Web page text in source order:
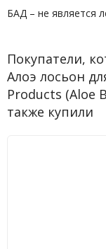
БАД – не является
Покупатели,
Алоэ лосьон
Products (Aloe
также купили